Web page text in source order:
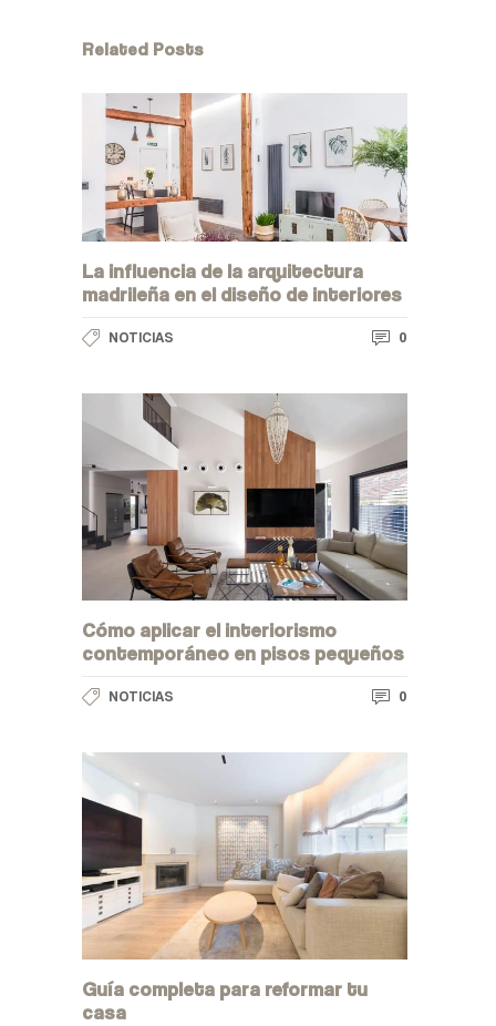
Related Posts
La influencia de la arquitectura
madrileña en el diseño de interiores
NOTICIAS 0
Cómo aplicar el interiorismo
contemporáneo en pisos pequeños
NOTICIAS 0
Guía completa para reformar tu
casa